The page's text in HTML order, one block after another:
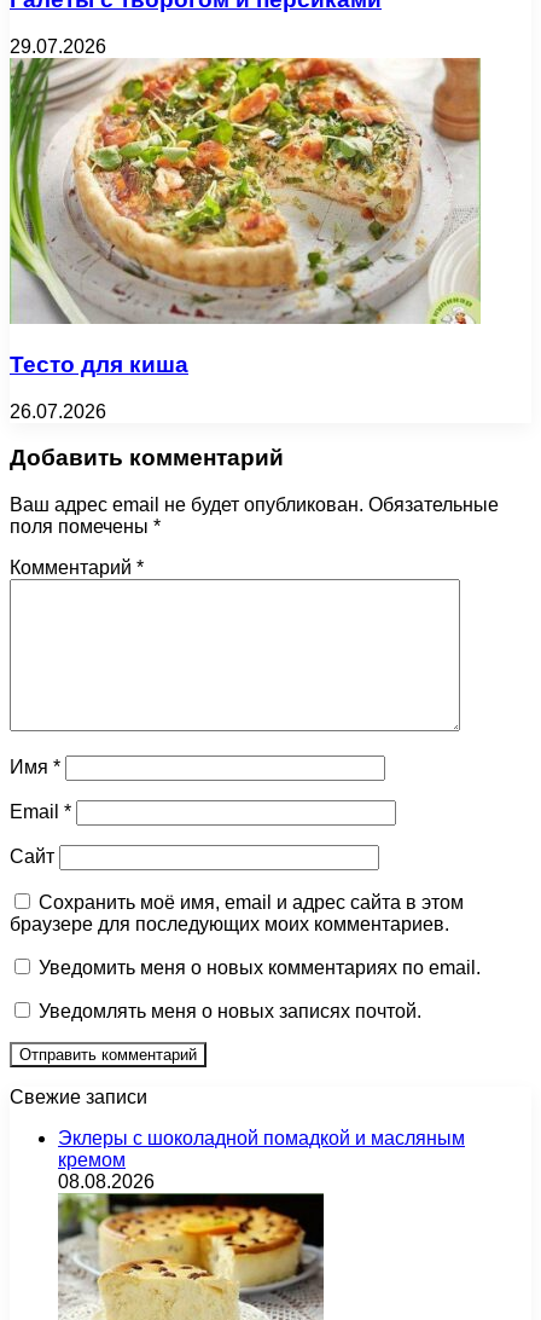
29.07.2026
Тесто для киша
26.07.2026
Добавить комментарий
Ваш адрес email не будет опубликован. Обязательные
поля помечены *
Комментарий *
Имя *
Email *
Сайт
Сохранить моё имя, email и адрес сайта в этом
браузере для последующих моих комментариев.
Уведомить меня о новых комментариях по email.
Уведомлять меня о новых записях почтой.
Свежие записи
Эклеры с шоколадной помадкой и масляным
кремом
08.08.2026